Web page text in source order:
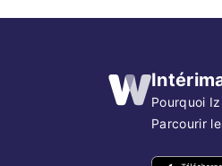
Pourquoi
Parcourir